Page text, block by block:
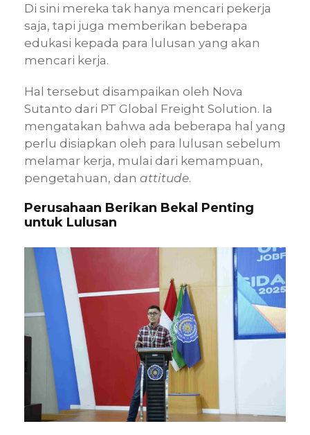
Di sini mereka tak hanya mencari pekerja
saja, tapi juga memberikan beberapa
edukasi kepada para lulusan yang akan
mencari kerja.
Hal tersebut disampaikan oleh Nova
Sutanto dari PT Global Freight Solution. Ia
mengatakan bahwa ada beberapa hal yang
perlu disiapkan oleh para lulusan sebelum
melamar kerja, mulai dari kemampuan,
pengetahuan, dan attitude.
Perusahaan Berikan Bekal Penting
untuk Lulusan